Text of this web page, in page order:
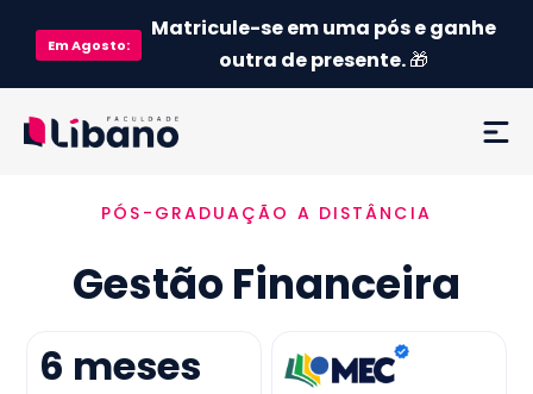
EmAgosto:
Matricule-se em uma pós e ganhe
outra de presente.🎁
Ementa
Como funciona
Credenciamento MEC
PÓS-GRADUAÇÃO A DISTÂNCIA
Gestão Financeira
6 meses